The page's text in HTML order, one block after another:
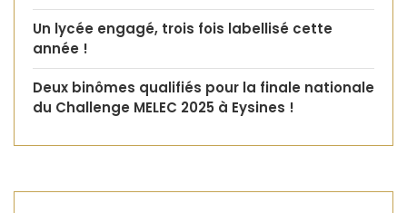
Un lycée engagé, trois fois labellisé cette
année !
Deux binômes qualifiés pour la finale nationale
du Challenge MELEC 2025 à Eysines !